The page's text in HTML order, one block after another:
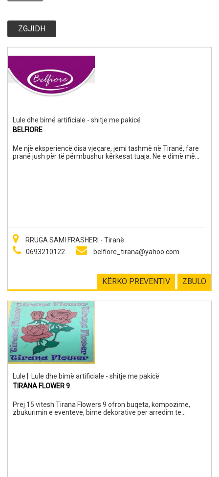
ZGJIDH
Lule dhe bimë artificiale - shitje me pakicë
BELFIORE
Me një eksperiencë disa vjeçare, jemi tashmë në Tiranë, fare
pranë jush për të përmbushur kërkesat tuaja. Ne e dimë më
RRUGA SAMI FRASHERI - Tiranë
0693210122
belfiore_tirana@yahoo.com
ZBULO
KËRKO PREVENTIV
Lule | Lule dhe bimë artificiale - shitje me pakicë
TIRANA FLOWER 9
Prej 15 vitesh Tirana Flowers 9 ofron buqeta, kompozime,
zbukurimin e eventeve, bime dekorative per arredim te